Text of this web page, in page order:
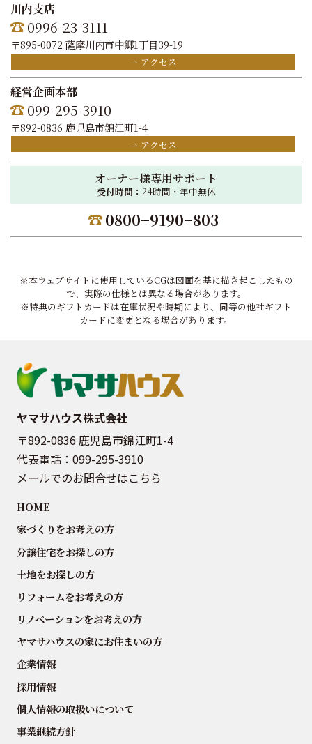
川内支店
0996-23-3111
〒895-0072 薩摩川内市中郷1丁目39-19
アクセス
経営企画本部
099-295-3910
〒892-0836 鹿児島市錦江町1-4
アクセス
オーナー様専用サポート
受付時間： 24時間・年中無休
0800−9190−803
※本ウェブサイトに使用しているCGは図面を基に描き起こしたもの
で、実際の仕様とは異なる場合があります。
※特典のギフトカードは在庫状況や時期により、同等の他社ギフト
カードに変更となる場合があります。
ヤマサハウス株式会社
〒892-0836 鹿児島市錦江町1-4
代表電話： 099-295-3910
メールでのお問合せはこちら
HOME
家づくりをお考えの方
分譲住宅をお探しの方
土地をお探しの方
リフォームをお考えの方
リノベーションをお考えの方
ヤマサハウスの家にお住まいの方
企業情報
採用情報
個人情報の取扱いについて
事業継続方針